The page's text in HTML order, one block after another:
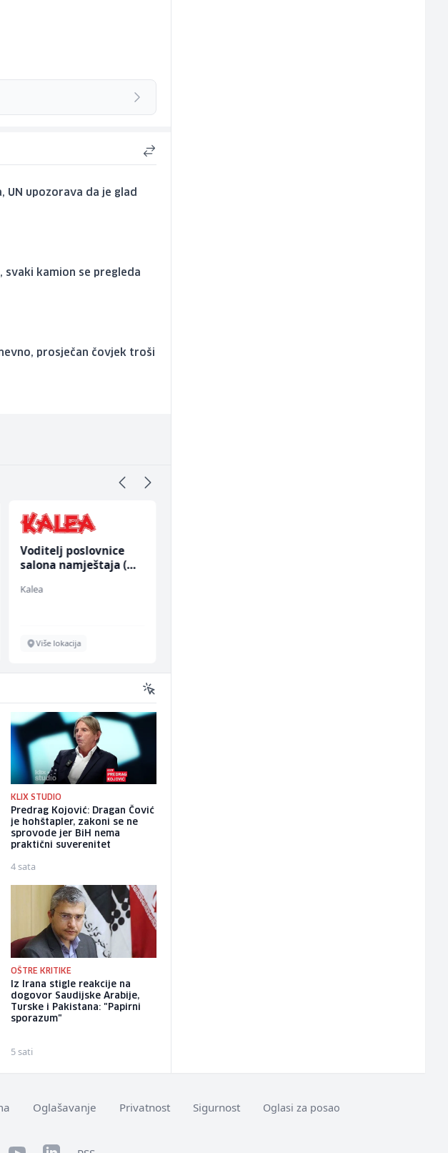
UN upozorava da je glad
svaki kamion se pregleda
prosječan čovjek troši
Voditelj poslovnice
salona namještaja (m/
Kalea
Više lokacija
KLIX STUDIO
Predrag Kojović: Dragan Čović
je hohštapler, zakoni se ne
sprovode jer BiH nema
praktični suverenitet
4 sata
OŠTRE KRITIKE
Iz Irana stigle reakcije na
dogovor Saudijske Arabije,
Turske i Pakistana: "Papirni
sporazum"
5 sati
Oglašavanje Privatnost Sigurnost Oglasi za posao